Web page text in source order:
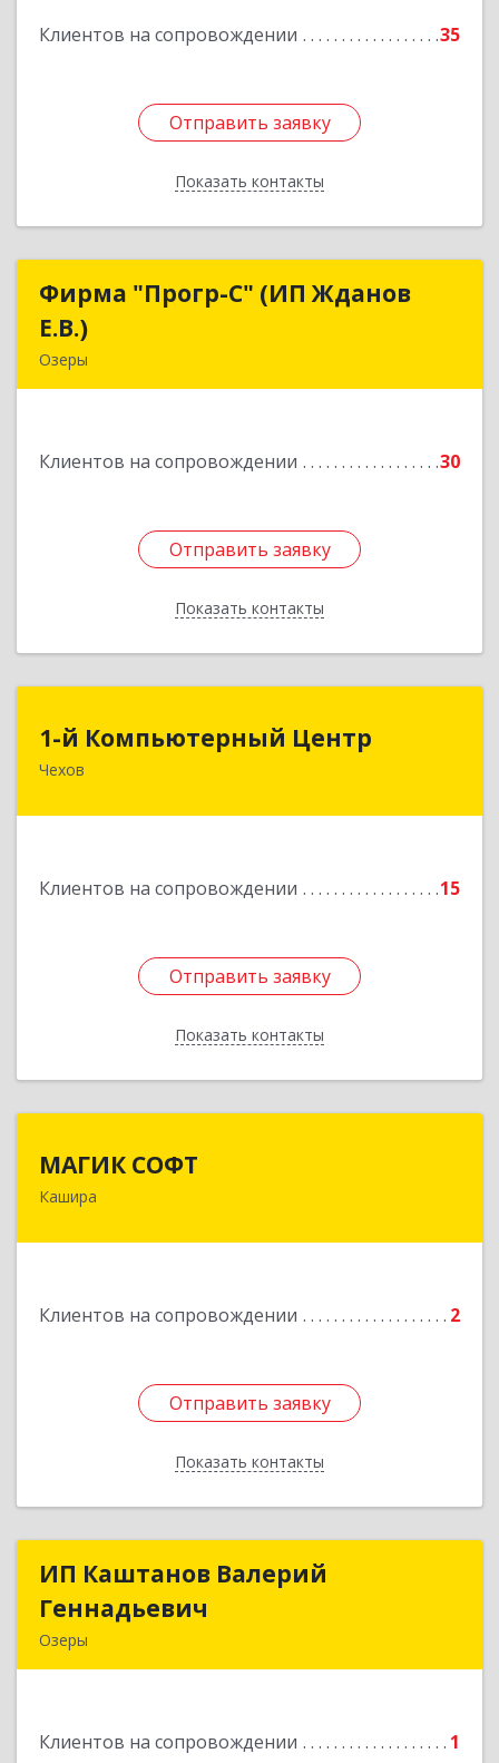
Клиентов на сопровождении 35
Отправить заявку
Показать контакты
Отправить заявку
Назад
Фирма "Прогр-С" (ИП Жданов
Е.В.)
Озеры
Клиентов на сопровождении 30
Отправить заявку
Показать контакты
Фирма "Прогр-С" (ИП Жданов
Подробнее
Отправить заявку
Назад
1-й Компьютерный Центр
Чехов
Клиентов на сопровождении 15
Отправить заявку
Показать контакты
1-й Компьютерный Центр
142306, Московская обл, Чеховский р-н, Чехов
Отправить заявку
Назад
МАГИК СОФТ
Кашира
Клиентов на сопровождении 2
Отправить заявку
Показать контакты
Отправить заявку
Назад
ИП Каштанов Валерий
Геннадьевич
Озеры
Клиентов на сопровождении 1
ИП Каштанов Валерий
Подробнее